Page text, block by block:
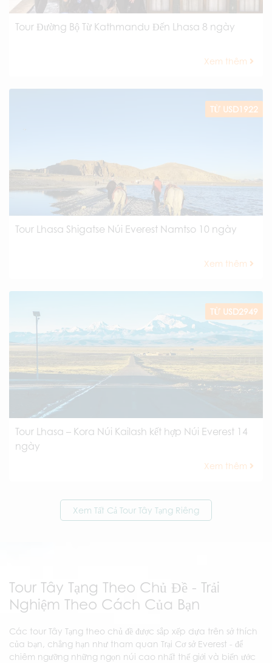
Tour Đường Bộ Từ Kathmandu Đến Lhasa 8 ngày
Xem thêm
TỪ USD1922
Tour Lhasa Shigatse Núi Everest Namtso 10 ngày
Xem thêm
TỪ USD2949
Tour Lhasa – Kora Núi Kailash kết hợp Núi Everest 14
ngày
Xem thêm
Xem Tất Cả Tour Tây Tạng Riêng
Tour Tây Tạng Theo Chủ Đề - Trải
Nghiệm Theo Cách Của Bạn
Các tour Tây Tạng theo chủ đề được sắp xếp dựa trên sở thích
của bạn, chẳng hạn như tham quan Trại Cơ sở Everest - để
chiêm ngưỡng những ngọn núi cao nhất thế giới và biến ước